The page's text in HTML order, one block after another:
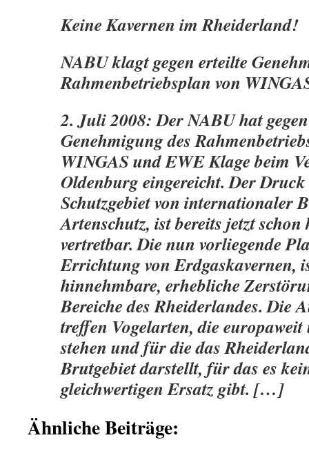
Keine Kavernen im Rheiderland!
NABU klagt gegen erteilte
Rahmenbetriebsplan von
2. Juli 2008: Der NABU hat
Genehmigung des
WINGAS und EWE Klage beim
Oldenburg eingereicht. Der
Schutzgebiet von internationaler
Artenschutz, ist bereits jetzt
vertretbar. Die nun vorliegende
Errichtung von Erdgaskavernen,
hinnehmbare, erhebliche
Bereiche des Rheiderlandes. Die
treffen Vogelarten, die
stehen und für die das
Brutgebiet darstellt, für das es
gleichwertigen Ersatz gibt. […]
Ähnliche Beiträge: